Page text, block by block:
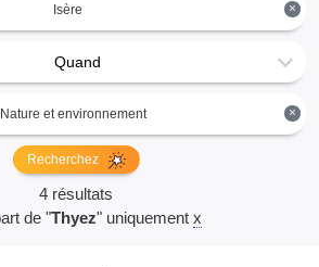
×
Isère
Quand
×
et environnement
Recherchez
4 résultats
de "Thyez" uniquement x